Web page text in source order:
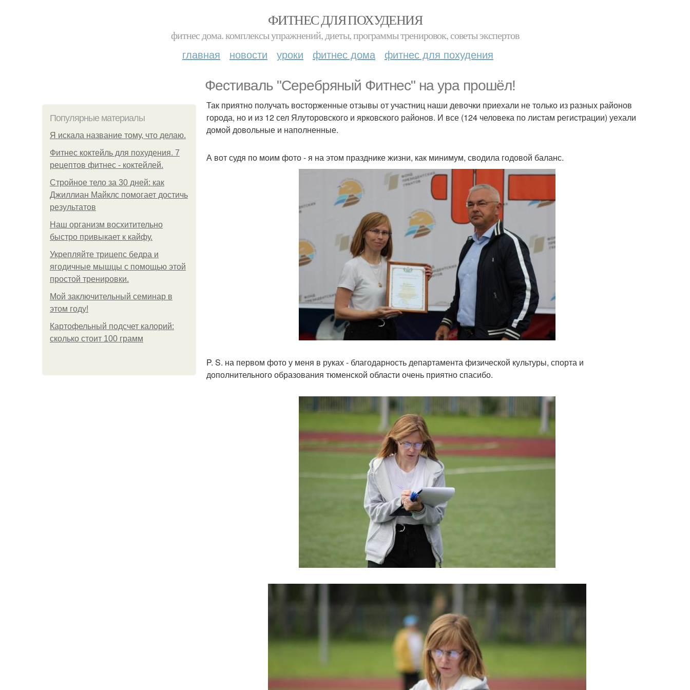
ФИТНЕС ДЛЯ ПОХУДЕНИЯ
фитнес дома. комплексы упражнений, диеты, программы тренировок, советы экспертов
главная новости уроки фитнес дома фитнес для похудения
Фестиваль "Серебряный Фитнес" на ура прошёл!
Популярные материалы
Я искала название тому, что делаю.
Фитнес коктейль для похудения. 7
рецептов фитнес - коктейлей.
Стройное тело за 30 дней: как
Джиллиан Майклс помогает достичь
результатов
Наш организм восхитительно
быстро привыкает к кайфу.
Укрепляйте трицепс бедра и
ягодичные мышцы с помощью этой
простой тренировки.
Мой заключительный семинар в
этом году!
Картофельный подсчет калорий:
сколько стоит 100 грамм
Так приятно получать восторженные отзывы от участниц наши девочки приехали не только из разных районов
города, но и из 12 сел Ялуторовского и ярковского районов. И все (124 человека по листам регистрации) уехали
домой довольные и наполненные.
А вот судя по моим фото - я на этом празднике жизни, как минимум, сводила годовой баланс.
P. S. на первом фото у меня в руках - благодарность департамента физической культуры, спорта и
дополнительного образования тюменской области очень приятно спасибо.